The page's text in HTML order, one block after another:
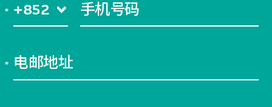
+852 手机号码
电邮地址